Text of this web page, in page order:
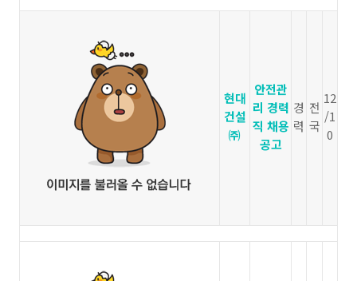
현대
건설
㈜
안전관
리 경력
직 채용
공고
경
력
전
국
12
/1
0